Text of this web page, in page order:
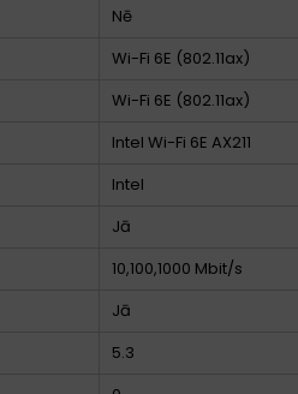
Nē
Wi-Fi 6E (802.11ax)
Wi-Fi 6E (802.11ax)
Intel Wi-Fi 6E AX211
Intel
Jā
10,100,1000 Mbit/s
Jā
5.3